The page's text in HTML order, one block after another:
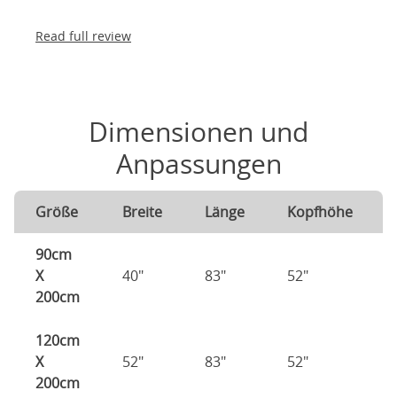
Read full review
Dimensionen und
Anpassungen
Größe Breite Länge Kopfhöhe
90cm
X
200cm
40" 83" 52"
120cm
X
200cm
52" 83" 52"